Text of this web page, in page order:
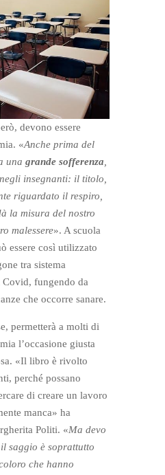
devono essere
«Anche prima del
una grande sofferenza
insegnanti: il titolo,
riguardato il respiro,
la misura del nostro
malessere». A scuola
essere così utilizzato
tra sistema
Covid, fungendo da
che occorre sanare.
permetterà a molti di
l’occasione giusta
«Il libro è rivolto
perché possano
di creare un lavoro
manca» ha
Politi. «Ma devo
saggio è soprattutto
che hanno